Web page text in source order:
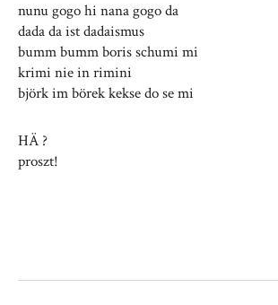
nunu gogo hi nana gogo da
dada da ist dadaismus
bumm bumm boris schumi mi
krimi nie in rimini
björk im börek kekse do se mi
HÄ ?
proszt!